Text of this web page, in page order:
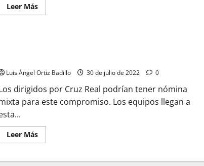
Leer Más
Luis Ángel Ortiz Badillo 30 de julio de 2022 0
dirigidos por Cruz Real podrían tener nómina
para este compromiso. Los equipos llegan a
Leer Más